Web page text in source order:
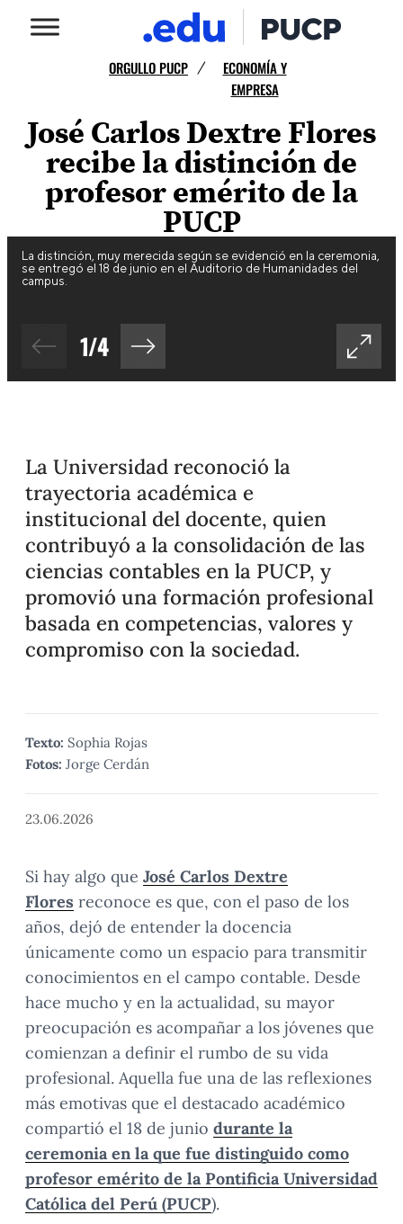
ORGULLO PUCP /
ECONOMÍA Y
EMPRESA
José Carlos Dextre Flores
recibe la distinción de
profesor emérito de la
PUCP
La distinción, muy merecida según se evidenció en la ceremonia,
se entregó el 18 de junio en el Auditorio de Humanidades del
campus.
1/4
La Universidad reconoció la
trayectoria académica e
institucional del docente, quien
contribuyó a la consolidación de las
ciencias contables en la PUCP, y
promovió una formación profesional
basada en competencias, valores y
compromiso con la sociedad.
Texto: Sophia Rojas
Fotos: Jorge Cerdán
23.06.2026
Si hay algo que José Carlos Dextre
Flores reconoce es que, con el paso de los
años, dejó de entender la docencia
únicamente como un espacio para transmitir
conocimientos en el campo contable. Desde
hace mucho y en la actualidad, su mayor
preocupación es acompañar a los jóvenes que
comienzan a definir el rumbo de su vida
profesional. Aquella fue una de las reflexiones
más emotivas que el destacado académico
compartió el 18 de junio durante la
ceremonia en la que fue distinguido como
profesor emérito de la Pontificia Universidad
Católica del Perú (PUCP).